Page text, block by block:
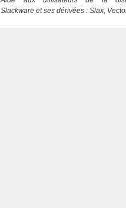
Slackware et ses dérivées : Slax,